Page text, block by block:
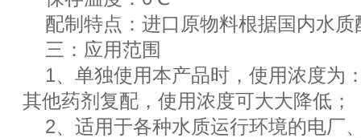
配制特点：进口原物料根据国内水质
三：应用范围
1、单独使用本产品时，使用浓度为
其他药剂复配，使用浓度可大大降低；
2、适用于各种水质运行环境的电厂